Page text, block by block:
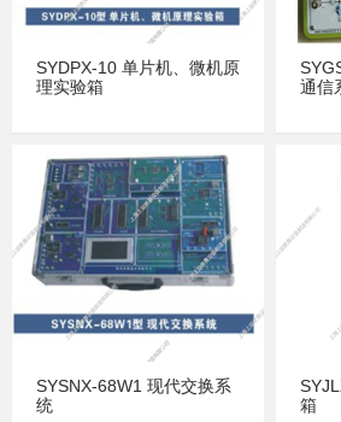
SYDPX-10 单片机、微机原
理实验箱
通信
SYSNX-68W1 现代交换系
统
箱